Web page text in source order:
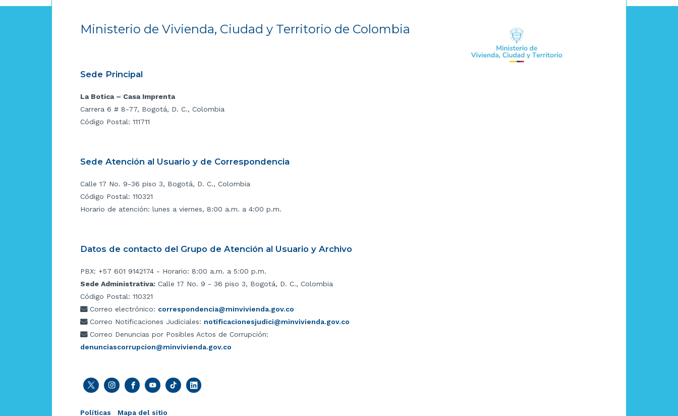
Ministerio de Vivienda, Ciudad y Territorio de Colombia
Sede Principal
La Botica – Casa Imprenta
Carrera 6 # 8-77, Bogotá, D. C., Colombia
Código Postal: 111711
Sede Atención al Usuario y de Correspondencia
Calle 17 No. 9-36 piso 3, Bogotá, D. C., Colombia
Código Postal: 110321
Horario de atención: lunes a viernes, 8:00 a.m. a 4:00 p.m.
Datos de contacto del Grupo de Atención al Usuario y Archivo
PBX: +57 601 9142174 - Horario: 8:00 a.m. a 5:00 p.m.
Sede Administrativa: Calle 17 No. 9 - 36 piso 3, Bogotá, D. C., Colombia
Código Postal: 110321
Correo electrónico: correspondencia@minvivienda.gov.co
Correo Notificaciones Judiciales: notificacionesjudici@minvivienda.gov.co
Correo Denuncias por Posibles Actos de Corrupción:
denunciascorrupcion@minvivienda.gov.co
Políticas Mapa del sitio